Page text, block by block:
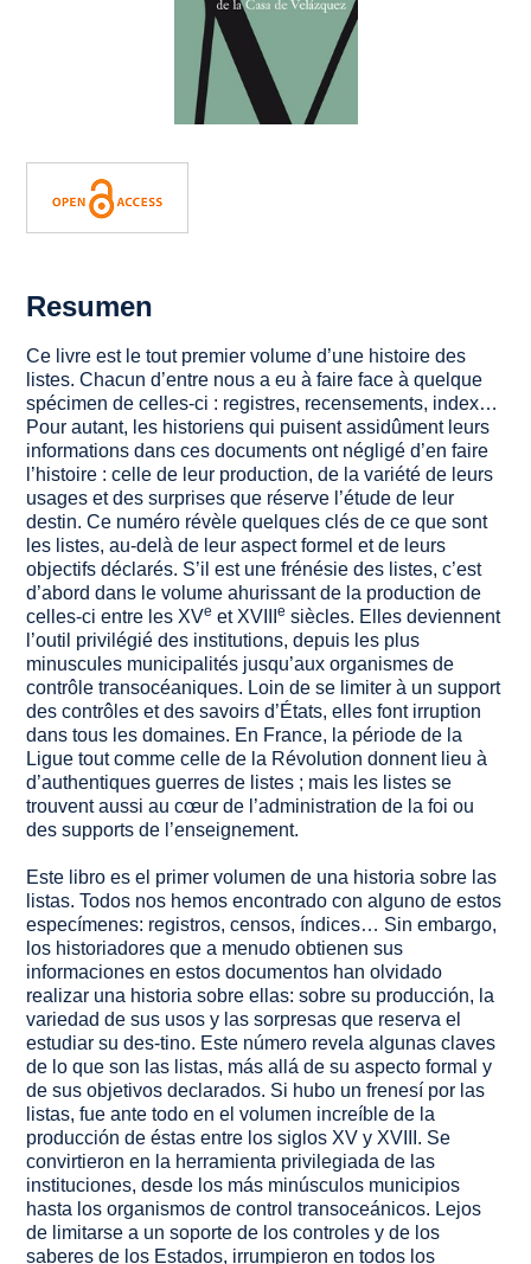
Resumen
Ce livre est le tout premier volume d’une histoire des
listes. Chacun d’entre nous a eu à faire face à quelque
spécimen de celles-ci : registres, recensements, index…
Pour autant, les historiens qui puisent assidûment leurs
informations dans ces documents ont négligé d’en faire
l’histoire : celle de leur production, de la variété de leurs
usages et des surprises que réserve l’étude de leur
destin. Ce numéro révèle quelques clés de ce que sont
les listes, au-delà de leur aspect formel et de leurs
objectifs déclarés. S’il est une frénésie des listes, c’est
d’abord dans le volume ahurissant de la production de
celles-ci entre les XVe et XVIIIe siècles. Elles deviennent
l’outil privilégié des institutions, depuis les plus
minuscules municipalités jusqu’aux organismes de
contrôle transocéaniques. Loin de se limiter à un support
des contrôles et des savoirs d’États, elles font irruption
dans tous les domaines. En France, la période de la
Ligue tout comme celle de la Révolution donnent lieu à
d’authentiques guerres de listes ; mais les listes se
trouvent aussi au cœur de l’administration de la foi ou
des supports de l’enseignement.
Este libro es el primer volumen de una historia sobre las
listas. Todos nos hemos encontrado con alguno de estos
especímenes: registros, censos, índices… Sin embargo,
los historiadores que a menudo obtienen sus
informaciones en estos documentos han olvidado
realizar una historia sobre ellas: sobre su producción, la
variedad de sus usos y las sorpresas que reserva el
estudiar su des-tino. Este número revela algunas claves
de lo que son las listas, más allá de su aspecto formal y
de sus objetivos declarados. Si hubo un frenesí por las
listas, fue ante todo en el volumen increíble de la
producción de éstas entre los siglos XV y XVIII. Se
convirtieron en la herramienta privilegiada de las
instituciones, desde los más minúsculos municipios
hasta los organismos de control transoceánicos. Lejos
de limitarse a un soporte de los controles y de los
saberes de los Estados, irrumpieron en todos los